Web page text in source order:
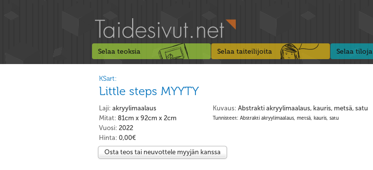
Selaa teoksia Selaa taiteilijoita Selaa tiloja
KSart:
Little steps MYYTY
Kuvaus: Abstrakti akryylimaalaus, kauris, metsä, satu
Tunnisteet: Abstrakti akryylimaalaus, metsä, kauris, satu
Laji: akryylimaalaus
Mitat: 81cm x 92cm x 2cm
Vuosi: 2022
Hinta: 0,00€
Osta teos tai neuvottele myyjän kanssa